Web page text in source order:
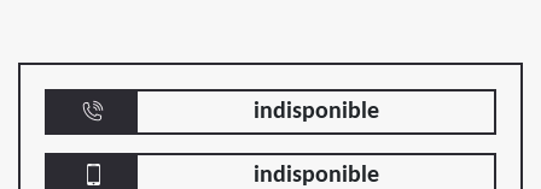
indisponible
indisponible